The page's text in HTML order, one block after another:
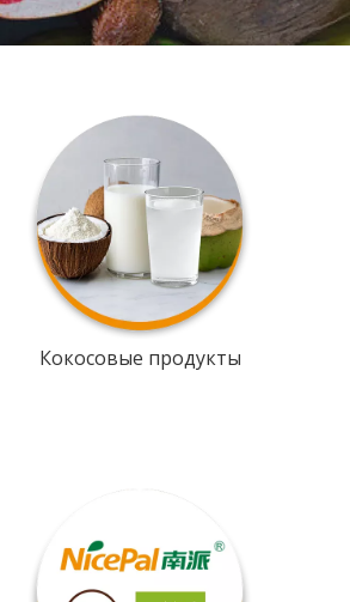
Кокосовые продукты